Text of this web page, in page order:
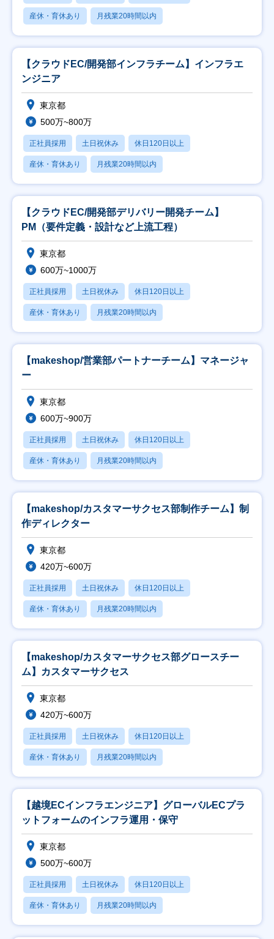
産休・育休あり 月残業20時間以内
【クラウドEC/開発部インフラチーム】インフラエ
ンジニア
東京都
500万~800万
正社員採用 土日祝休み 休日120日以上
産休・育休あり 月残業20時間以内
【クラウドEC/開発部デリバリー開発チーム】
PM（要件定義・設計など上流工程）
東京都
600万~1000万
正社員採用 土日祝休み 休日120日以上
産休・育休あり 月残業20時間以内
【makeshop/営業部パートナーチーム】マネージャ
ー
東京都
600万~900万
正社員採用 土日祝休み 休日120日以上
産休・育休あり 月残業20時間以内
【makeshop/カスタマーサクセス部制作チーム】制
作ディレクター
東京都
420万~600万
正社員採用 土日祝休み 休日120日以上
産休・育休あり 月残業20時間以内
【makeshop/カスタマーサクセス部グロースチー
ム】カスタマーサクセス
東京都
420万~600万
正社員採用 土日祝休み 休日120日以上
産休・育休あり 月残業20時間以内
【越境ECインフラエンジニア】グローバルECプラ
ットフォームのインフラ運用・保守
東京都
500万~600万
正社員採用 土日祝休み 休日120日以上
産休・育休あり 月残業20時間以内